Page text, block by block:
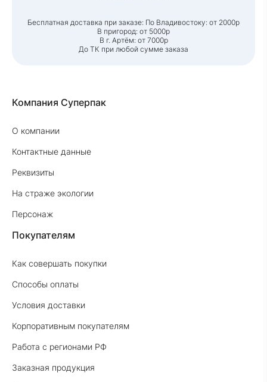
Бесплатная доставка при заказе: По Владивостоку: от 2000р
В пригород: от 5000р
В г. Артём: от 7000р
До ТК при любой сумме заказа
Компания Суперпак
О компании
Контактные данные
Реквизиты
На страже экологии
Персонаж
Покупателям
Как совершать покупки
Способы оплаты
Условия доставки
Корпоративным покупателям
Работа с регионами РФ
Заказная продукция